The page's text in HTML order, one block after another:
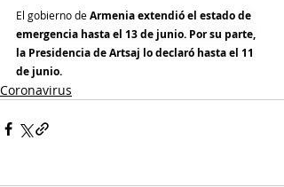
El gobierno de Armenia extendió el estado de
emergencia hasta el 13 de junio. Por su parte,
la Presidencia de Artsaj lo declaró hasta el 11
de junio.
Coronavirus